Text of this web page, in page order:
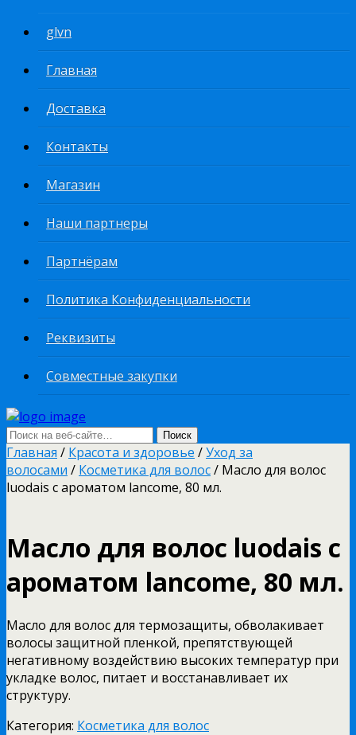
glvn
Главная
Доставка
Контакты
Магазин
Наши партнеры
Партнёрам
Политика Конфиденциальности
Реквизиты
Совместные закупки
Главная / Красота и здоровье /Уход за
волосами / Косметика для волос/ Масло для волос
luodais с ароматом lancome, 80 мл.
Масло для волос luodais с
ароматом lancome, 80 мл.
Масло для волос для термозащиты, обволакивает
волосы защитной пленкой, препятствующей
негативному воздействию высоких температур при
укладке волос, питает и восстанавливает их
структуру.
Категория: Косметика для волос